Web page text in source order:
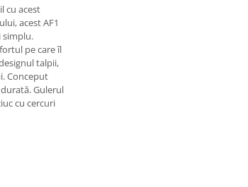
cu acest
acest AF1
simplu.
pe care îl
talpii,
Conceput
Gulerul
cu cercuri